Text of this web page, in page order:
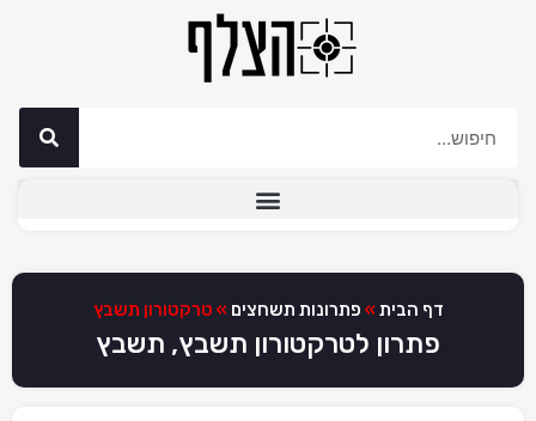
דף הבית » פתרונות תשחצים » טרקטורון תשבץ
פתרון לטרקטורון תשבץ, תשבץ